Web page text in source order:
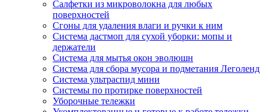
Салфетки из микроволокна для любых
поверхностей
Сгоны для удаления влаги и ручки к ним
Система дастмоп для сухой уборки: мопы и
держатели
Система для мытья окон эволюшн
Система для сбора мусора и подметания Леголенд
Система ультраспид мини
Системы по протирке поверхностей
Уборочные тележки